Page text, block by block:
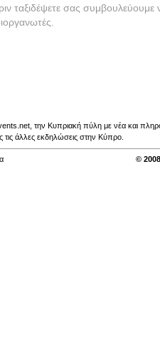
ταξιδέψετε σας συμβουλεύουμε
την Κυπριακή πύλη με νέα και
τις άλλες εκδηλώσεις στην Κύπρο.
©